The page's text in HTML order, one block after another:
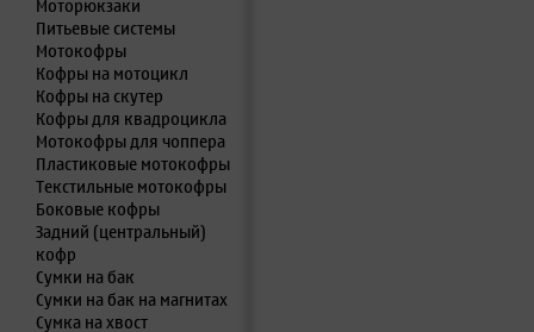
Моторюкзаки
Питьевые системы
Мотокофры
Кофры на мотоцикл
Кофры на скутер
Кофры для квадроцикла
Мотокофры для чоппера
Пластиковые мотокофры
Текстильные мотокофры
Боковые кофры
Задний (центральный)
кофр
Сумки на бак
Сумки на бак на магнитах
Сумка на хвост